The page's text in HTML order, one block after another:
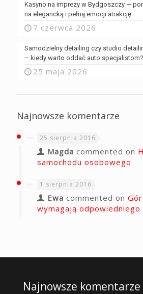
Kasyno na imprezy w Bydgoszczy —
na elegancką i pełną emocji atrakcję
7 czerwca 2026
Samodzielny detailing czy studio
– kiedy warto oddać auto specjalistom?
25 maja 2026
Najnowsze komentarze
25 sierpnia 2016
Magda commented on
samochodu osobowego
1 sierpnia 2016
Ewa commented on
wymagają
Najnowsze komentarze